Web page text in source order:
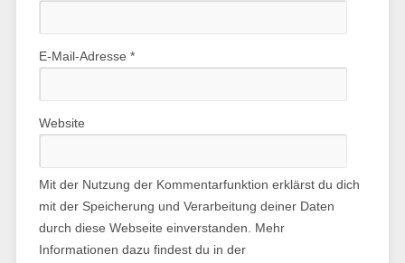
E-Mail-Adresse *
Website
Mit der Nutzung der Kommentarfunktion erklärst du dich
mit der Speicherung und Verarbeitung deiner Daten
durch diese Webseite einverstanden. Mehr
Informationen dazu findest du in der